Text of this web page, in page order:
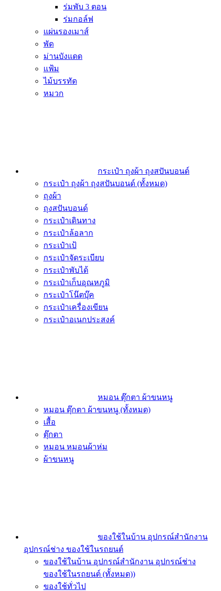
ร่มพับ 3 ตอน
ร่มกอล์ฟ
แผ่นรองเมาส์
พัด
ม่านบังแดด
แฟ้ม
ไม้บรรทัด
หมวก
กระเป๋า ถุงผ้า ถุงสปันบอนด์
กระเป๋า ถุงผ้า ถุงสปันบอนด์ (ทั้งหมด)
ถุงผ้า
ถุงสปันบอนด์
กระเป๋าเดินทาง
กระเป๋าล้อลาก
กระเป๋าเป้
กระเป๋าจัดระเบียบ
กระเป๋าพับได้
กระเป๋าเก็บอุณหภูมิ
กระเป๋าโน๊ตบุ๊ค
กระเป๋าเครื่องเขียน
กระเป๋าอเนกประสงค์
หมอน ตุ๊กตา ผ้าขนหนู
หมอน ตุ๊กตา ผ้าขนหนู (ทั้งหมด)
เสื้อ
ตุ๊กตา
หมอน หมอนผ้าห่ม
ผ้าขนหนู
ของใช้ในบ้าน อุปกรณ์สำนักงาน
อุปกรณ์ช่าง ของใช้ในรถยนต์
ของใช้ในบ้าน อุปกรณ์สำนักงาน อุปกรณ์ช่าง
ของใช้ในรถยนต์ (ทั้งหมด))
ของใช้ทั่วไป